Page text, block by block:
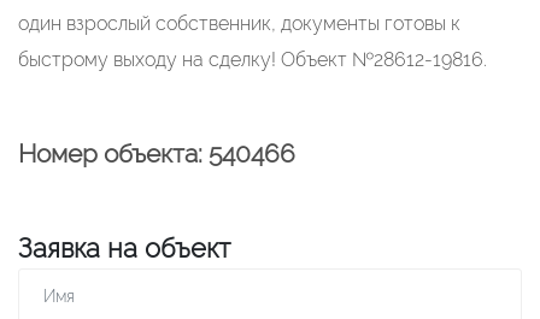
один взрослый собственник, документы готовы к
быстрому выходу на сделку! Объект №28612-19816.
Номер объекта: 540466
Заявка на объект